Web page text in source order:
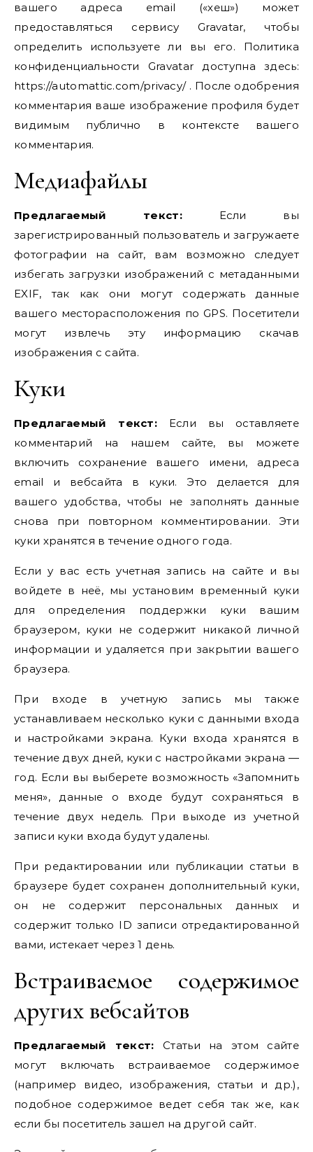
вашего адреса email («хеш») может
предоставляться сервису Gravatar, чтобы
определить используете ли вы его. Политика
конфиденциальности Gravatar доступна здесь:
https://automattic.com/privacy/ . После одобрения
комментария ваше изображение профиля будет
видимым публично в контексте вашего
комментария.
Медиафайлы
Предлагаемый текст: Если вы
зарегистрированный пользователь и загружаете
фотографии на сайт, вам возможно следует
избегать загрузки изображений с метаданными
EXIF, так как они могут содержать данные
вашего месторасположения по GPS. Посетители
могут извлечь эту информацию скачав
изображения с сайта.
Куки
Предлагаемый текст: Если вы оставляете
комментарий на нашем сайте, вы можете
включить сохранение вашего имени, адреса
email и вебсайта в куки. Это делается для
вашего удобства, чтобы не заполнять данные
снова при повторном комментировании. Эти
куки хранятся в течение одного года.
Если у вас есть учетная запись на сайте и вы
войдете в неё, мы установим временный куки
для определения поддержки куки вашим
браузером, куки не содержит никакой личной
информации и удаляется при закрытии вашего
браузера.
При входе в учетную запись мы также
устанавливаем несколько куки с данными входа
и настройками экрана. Куки входа хранятся в
течение двух дней, куки с настройками экрана —
год. Если вы выберете возможность «Запомнить
меня», данные о входе будут сохраняться в
течение двух недель. При выходе из учетной
записи куки входа будут удалены.
При редактировании или публикации статьи в
браузере будет сохранен дополнительный куки,
он не содержит персональных данных и
содержит только ID записи отредактированной
вами, истекает через 1 день.
Встраиваемое содержимое
других вебсайтов
Предлагаемый текст: Статьи на этом сайте
могут включать встраиваемое содержимое
(например видео, изображения, статьи и др.),
подобное содержимое ведет себя так же, как
если бы посетитель зашел на другой сайт.